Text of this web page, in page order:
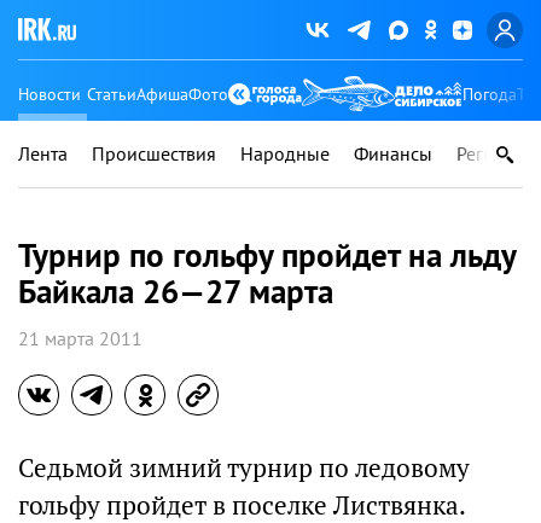
Новости СтатьиАфишаФото Погода
Лента Происшествия Народные Финансы Регионы
Турнир по гольфу пройдет на льду
Байкала 26—27 марта
21 марта 2011
Седьмой зимний турнир по ледовому
гольфу пройдет в поселке Листвянка.